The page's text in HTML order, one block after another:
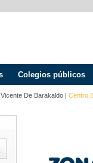
Colegios públicos
De Barakaldo | Centro